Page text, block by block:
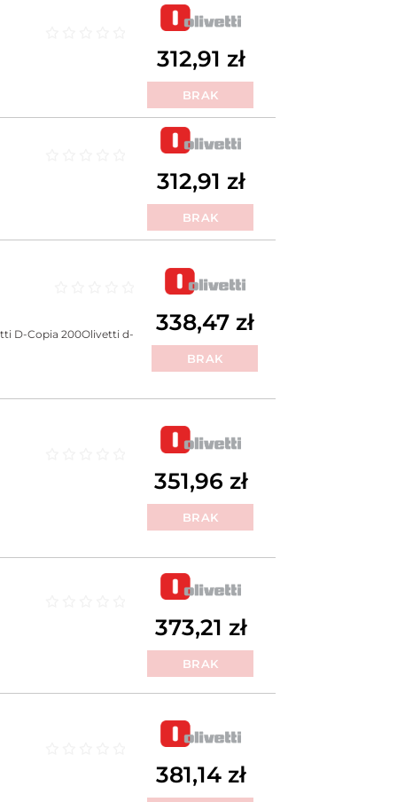
Oceniono0
312,91 zł
BRAK
Oceniono0
312,91 zł
BRAK
D-Copia 200Olivetti d-
338,47 zł
BRAK
Oceniono 0
351,96 zł
BRAK
Oceniono0
373,21 zł
BRAK
Oceniono0
381,14 zł